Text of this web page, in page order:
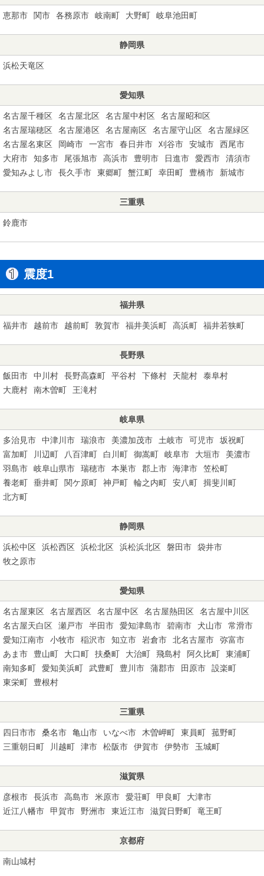
恵那市 関市 各務原市 岐南町 大野町 岐阜池田町
静岡県
浜松天竜区
愛知県
名古屋千種区 名古屋北区 名古屋中村区
名古屋昭和区
名古屋瑞穂区
名古屋港区 名古屋南区 名古屋守山区
名古屋緑区
名古屋名東区
岡崎市 一宮市 春日井市 刈谷市 安城市
西尾市
大府市
知多市 尾張旭市 高浜市 豊明市 日進市 愛西市
清須市
愛知みよし市
長久手市 東郷町 蟹江町 幸田町 豊橋市 新城市
三重県
鈴鹿市
震度1
福井県
福井市 越前市 越前町 敦賀市 福井美浜町 高浜町 福井若狭町
長野県
飯田市 中川村 長野高森町 平谷村 下條村 天龍村
泰阜村
大鹿村
南木曽町 王滝村
岐阜県
多治見市 中津川市 瑞浪市 美濃加茂市 土岐市 可児市
坂祝町
富加町
川辺町 八百津町 白川町 御嵩町 岐阜市 大垣市
美濃市
羽島市
岐阜山県市 瑞穂市 本巣市 郡上市 海津市
笠松町
養老町
垂井町 関ケ原町 神戸町 輪之内町 安八町
揖斐川町
北方町
静岡県
浜松中区 浜松西区 浜松北区 浜松浜北区 磐田市
袋井市
牧之原市
愛知県
名古屋東区 名古屋西区 名古屋中区 名古屋熱田区
名古屋中川区
名古屋天白区
瀬戸市 半田市 愛知津島市 碧南市 犬山市
常滑市
愛知江南市
小牧市 稲沢市 知立市 岩倉市 北名古屋市
弥富市
あま市
豊山町 大口町 扶桑町 大治町 飛島村 阿久比町
東浦町
南知多町
愛知美浜町 武豊町 豊川市 蒲郡市 田原市
設楽町
東栄町
豊根村
三重県
四日市市 桑名市 亀山市 いなべ市 木曽岬町 東員町
菰野町
三重朝日町
川越町 津市 松阪市 伊賀市 伊勢市 玉城町
滋賀県
彦根市 長浜市 高島市 米原市 愛荘町 甲良町
大津市
近江八幡市
甲賀市 野洲市 東近江市 滋賀日野町 竜王町
京都府
南山城村